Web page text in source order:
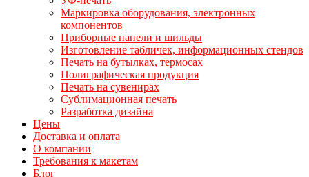
Маркировка оборудования, электронных
компонентов
Приборные панели и шильды
Изготовление табличек, информационных стендов
Печать на бутылках, термосах
Полиграфическая продукция
Печать на сувенирах
Сублимационная печать
Разработка дизайна
Цены
Доставка и оплата
О компании
Требования к макетам
Блог